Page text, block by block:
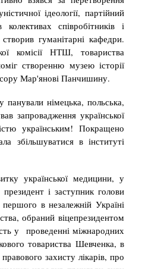
ідеології, партійний
співробітників і
гуманітарні кафедри.
комісії НТШ, товариства
ство­­ренню музею історії
Мар'янові Панчишину.
панували німецька, польська,
запровадження української
українським! Покращено
збільшуватися в інституті
української медицини, у
і заступник голови
в незалежній Україні
обраний віцепрезидентом
у проведенні міжнародних
товариства Шевченка, в
захисту лікарів, про